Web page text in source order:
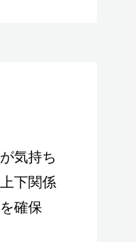
気持ち
下関係
確保